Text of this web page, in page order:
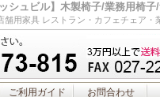
ッシュビル】木製椅子/業務用椅
舗用家具 レストラン・カフェチェア・
ご利用ガイド お問合わせ